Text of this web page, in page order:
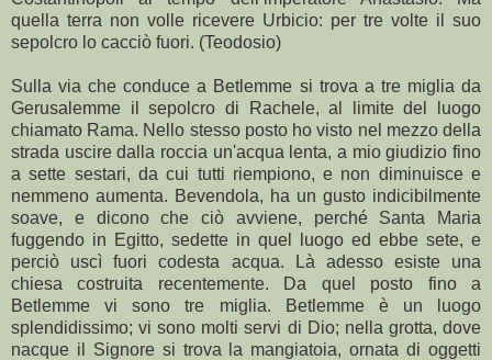
quella terra non volle ricevere Urbicio: per tre volte il suo
sepolcro lo cacciò fuori. (Teodosio)
Sulla via che conduce a Betlemme si trova a tre miglia da
Gerusalemme il sepolcro di Rachele, al limite del luogo
chiamato Rama. Nello stesso posto ho visto nel mezzo della
strada uscire dalla roccia un'acqua lenta, a mio giudizio fino
a sette sestari, da cui tutti riempiono, e non diminuisce e
nemmeno aumenta. Bevendola, ha un gusto indicibilmente
soave, e dicono che ciò avviene, perché Santa Maria
fuggendo in Egitto, sedette in quel luogo ed ebbe sete, e
perciò uscì fuori codesta acqua. Là adesso esiste una
chiesa costruita recentemente. Da quel posto fino a
Betlemme vi sono tre miglia. Betlemme è un luogo
splendidissimo; vi sono molti servi di Dio; nella grotta, dove
nacque il Signore si trova la mangiatoia, ornata di oggetti